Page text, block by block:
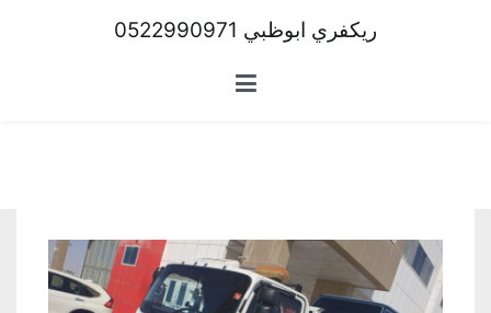
ريكفري ابوظبي 0522990971